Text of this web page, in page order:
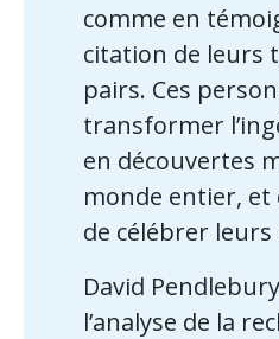
comme en
citation de leurs
pairs. Ces
transformer
en découvertes
monde entier, et
de célébrer leurs
David
l’analyse de la